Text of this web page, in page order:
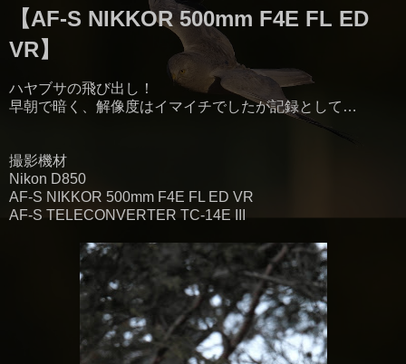
【AF-S NIKKOR 500mm F4E FL ED
VR】
ハヤブサの飛び出し！
早朝で暗く、解像度はイマイチでしたが記録として…
撮影機材
Nikon D850
AF-S NIKKOR 500mm F4E FL ED VR
AF-S TELECONVERTER TC-14E III